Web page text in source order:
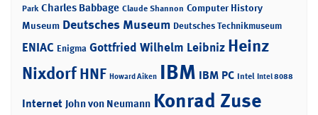
Park Charles Babbage Claude Shannon Computer History
Museum Deutsches Museum Deutsches Technikmuseum
ENIAC Enigma Gottfried Wilhelm Leibniz Heinz
NixdorfHNF Howard Aiken IBM IBM PC Intel Intel 8088
Internet John von Neumann Konrad Zuse